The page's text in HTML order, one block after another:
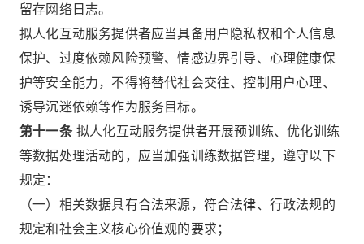
留存网络日志。
拟人化互动服务提供者应当具备用户隐私权和个人信息
保护、过度依赖风险预警、情感边界引导、心理健康保
护等安全能力，不得将替代社会交往、控制用户心理、
诱导沉迷依赖等作为服务目标。
第十一条拟人化互动服务提供者开展预训练、优化训练
等数据处理活动的，应当加强训练数据管理，遵守以下
规定：
（一）相关数据具有合法来源，符合法律、行政法规的
规定和社会主义核心价值观的要求；